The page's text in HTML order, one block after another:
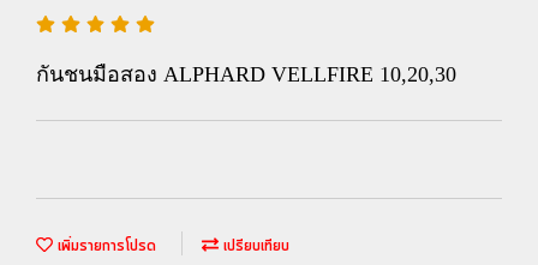
กันชนมือสอง ALPHARD VELLFIRE 10,20,30
เพิ่มรายการโปรด เปรียบเทียบ